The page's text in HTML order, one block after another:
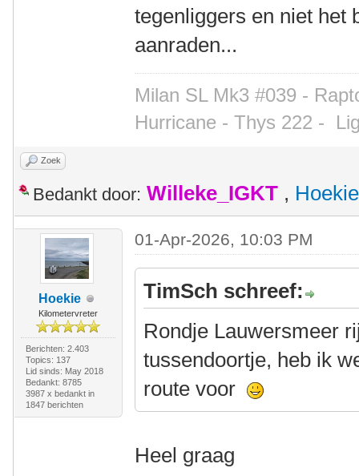
tegenliggers en niet het
aanraden...
Milan SL Mk3 #039 -
Hurricane - Thys 222 -
Zoek
Bedankt door: Willeke_IGKT , Hoekie
Hoekie
Kilometervreter
Berichten: 2.403
Topics: 137
Lid sinds: May 2018
Bedankt: 8785
3987 x bedankt in
1847 berichten
01-Apr-2026, 10:03 PM
TimSch schreef:
Rondje Lauwersmeer
tussendoortje, heb ik
route voor
Heel graag